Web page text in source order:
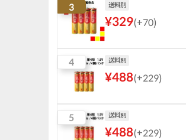
3 送料別
¥329(+70)
4 送料別
¥488(+229)
5 送料別
¥488(+229)